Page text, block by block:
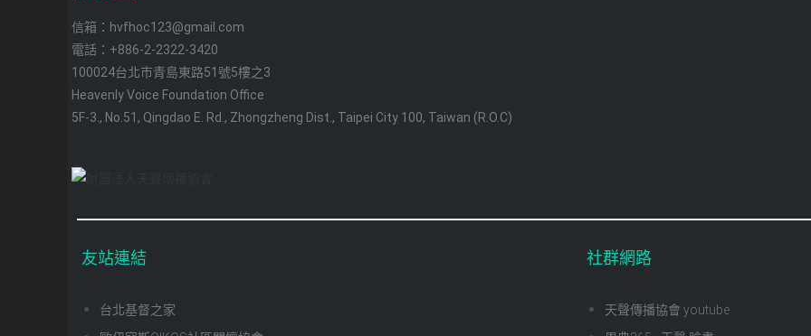
信箱：hvfhoc123@gmail.com
電話：+886-2-2322-3420
100024台北市青島東路51號5樓之3
Heavenly Voice Foundation Office
5F-3., No.51, Qingdao E. Rd., Zhongzheng Dist., Taipei City 100, Taiwan (R.O.C)
友站連結
台北基督之家
社群網路
天聲傳播協會 youtube